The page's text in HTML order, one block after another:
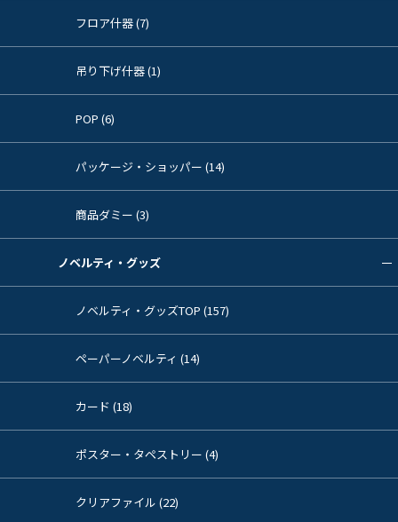
フロア什器 (7)
吊り下げ什器 (1)
POP (6)
パッケージ・ショッパー (14)
商品ダミー (3)
ノベルティ・グッズ
ノベルティ・グッズTOP (157)
ペーパーノベルティ (14)
カード (18)
ポスター・タペストリー (4)
クリアファイル (22)